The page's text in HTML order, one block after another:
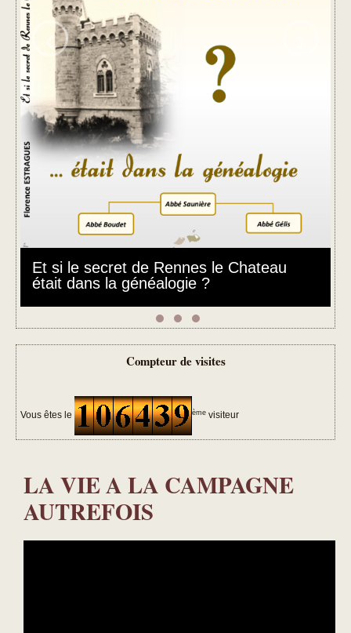
Gincla, l'incroyable parentèle des
forgerons de renom
‹
Compteur de visites
Vous êtes le ème visiteur
LA VIE A LA CAMPAGNE
AUTREFOIS